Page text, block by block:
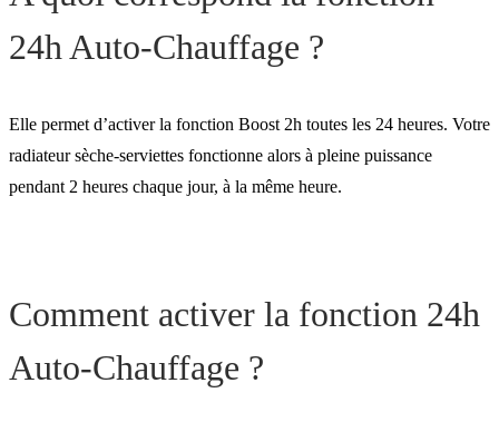
24h Auto-Chauffage ?
Elle permet d’activer la fonction Boost 2h toutes les 24 heures. Votre
radiateur sèche-serviettes fonctionne alors à pleine puissance
pendant 2 heures chaque jour, à la même heure.
Comment activer la fonction 24h
Auto-Chauffage ?